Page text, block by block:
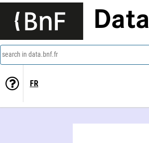
Data
search in data.bnf.fr
FR